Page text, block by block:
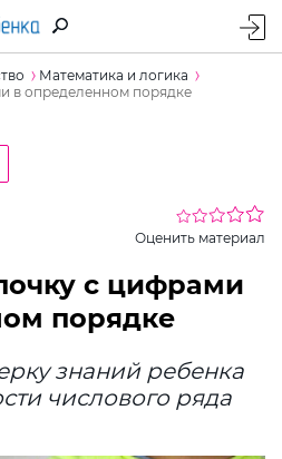
Математика и логика
в определенном порядке
Оценить материал
с цифрами
порядке
знаний ребенка
числового ряда